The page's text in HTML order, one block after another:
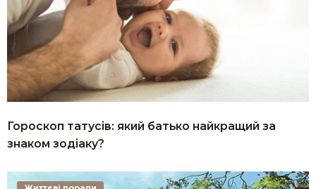
Гороскоп татусів: який батько найкращий за
знаком зодіаку?